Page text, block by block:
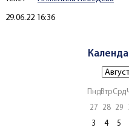
Создано
29.06.22 16:36
ПндВтрСрд
27
28 29
3 4 5